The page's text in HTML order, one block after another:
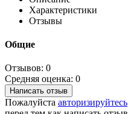
Характеристики
Отзывы
Общие
Отзывов: 0
Средняя оценка: 0
Написать отзыв
Пожалуйста авторизируйтесь